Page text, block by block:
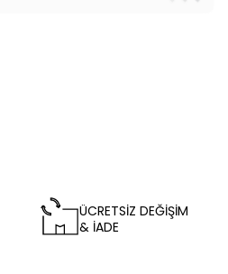
ÜCRETSİZ DEĞİŞİM
& İADE